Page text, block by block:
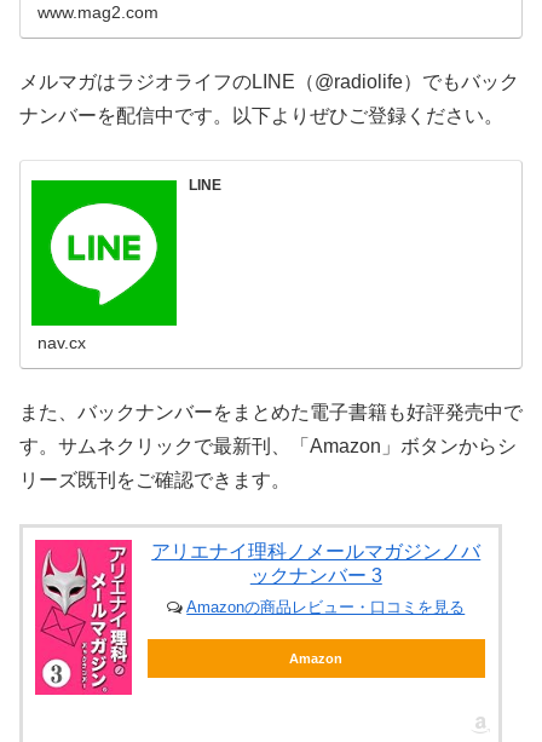
www.mag2.com
メルマガはラジオライフのLINE（@radiolife）でもバック
ナンバーを配信中です。以下よりぜひご登録ください。
LINE
nav.cx
また、バックナンバーをまとめた電子書籍も好評発売中で
す。サムネクリックで最新刊、「Amazon」ボタンからシ
リーズ既刊をご確認できます。
アリエナイ理科ノメールマガジンノバ
ックナンバー 3
Amazonの商品レビュー・口コミを見る
Amazon